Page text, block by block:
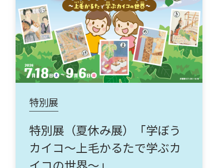
特別展
特別展（夏休み展）「学ぼう
カイコ～上毛かるたで学ぶカ